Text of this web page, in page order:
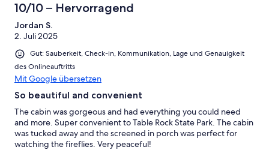
10/10 – Hervorragend
Jordan S.
2. Juli 2025
Gut: Sauberkeit, Check-in, Kommunikation, Lage und Genauigkeit
des Onlineauftritts
Mit Google übersetzen
So beautiful and convenient
The cabin was gorgeous and had everything you could need
and more. Super convenient to Table Rock State Park. The cabin
was tucked away and the screened in porch was perfect for
watching the fireflies. Very peaceful!